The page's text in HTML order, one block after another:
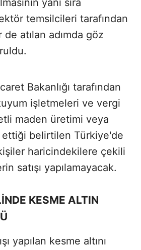
temsilcileri tarafından
atılan adımda göz
Bakanlığı tarafından
işletmeleri ve vergi
maden üretimi veya
belirtilen Türkiye'de
haricindekilere çekili
satışı yapılamayacak.
KESME ALTIN
yapılan kesme altını